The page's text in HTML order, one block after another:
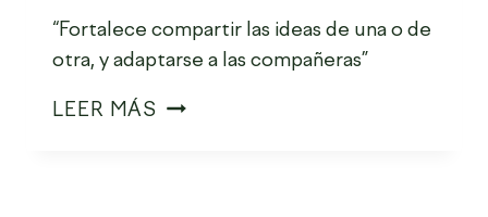
“Fortalece compartir las ideas de una o de
otra, y adaptarse a las compañeras”
LEER MÁS